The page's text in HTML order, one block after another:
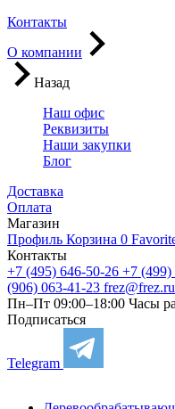
Контакты
О компании
Назад
Наш офис
Реквизиты
Наши закупки
Блог
Доставка
Оплата
Магазин
Профиль Корзина 0
Контакты
+7 (495) 646-50-26 +7 (499)
(906) 063-41-23 frez@frez.ru
Пн–Пт 09:00–18:00 Часы
Подписаться
Telegram